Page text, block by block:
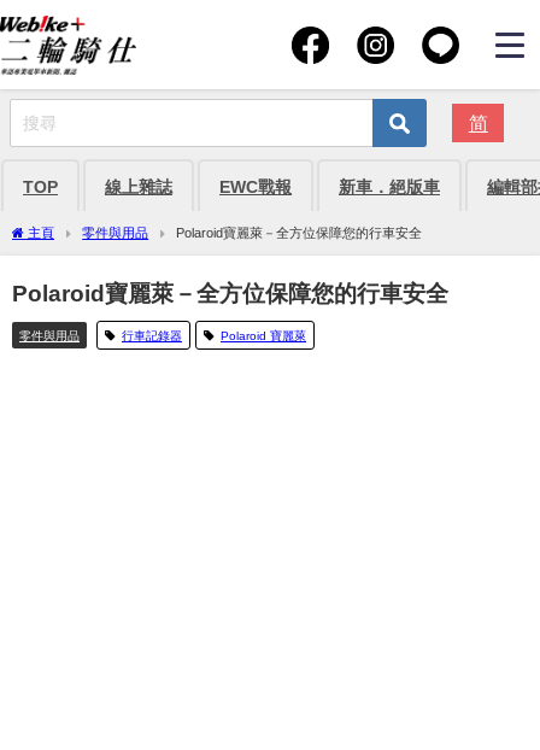
简
TOP 線上雜誌 EWC戰報 新車．絕版車 編輯
主頁 零件與用品 Polaroid寶麗萊－全方位保障您的行車安全
Polaroid寶麗萊－全方位保障您的行車安全
零件與用品 行車記錄器 Polaroid 寶麗萊